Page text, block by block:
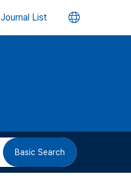
Journal List 언
버
검 Basic Search